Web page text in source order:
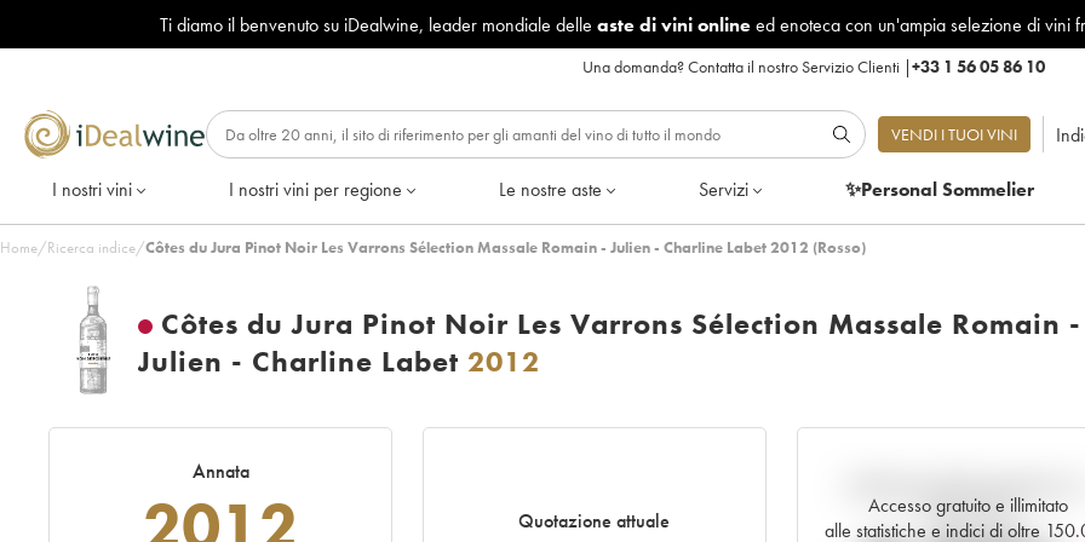
Ti diamo il benvenuto su iDealwine, leader mondiale delle aste di vini onlineed enoteca con un'ampia selezione di vini
Una domanda?Contatta il nostro Servizio Clienti |+33 1 56 05 86 10
VENDI I TUOI VINI
I nostri vini I nostri vini per regione Le nostre aste Servizi ✨Personal Sommelier
Home/Ricerca indice/Côtes du Jura Pinot Noir Les Varrons Sélection Massale Romain - Julien - Charline Labet 2012 (Rosso)
Côtes du Jura Pinot Noir Les Varrons Sélection Massale Romain -
Julien - Charline Labet 2012
Annata
Quotazione attuale
Accesso gratuito e illimitato
alle statistiche e indici di oltre
tempo reale